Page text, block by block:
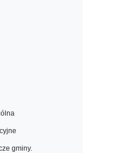
gminy.